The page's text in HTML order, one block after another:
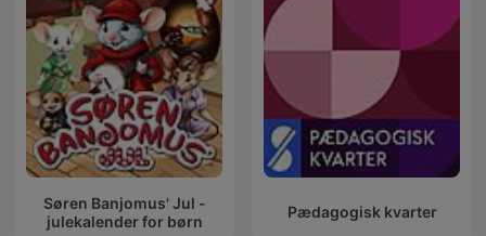
Søren Banjomus' Jul -
julekalender for børn
Pædagogisk kvarter